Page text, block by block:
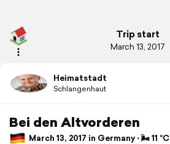
Trip start
March 13, 2017
Heimatstadt
Schlangenhaut
Bei den Altvorderen
March 13, 2017 in Germany ⋅ 🌬 11 °C